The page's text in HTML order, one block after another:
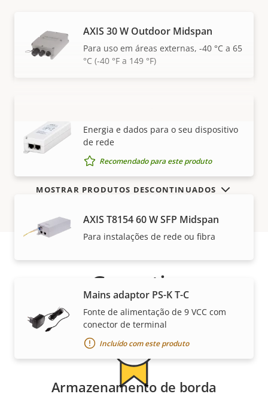
VER MAIS
AXIS 30 W Outdoor Midspan
Para uso em áreas externas, -40 °C a 65
°C (-40 °F a 149 °F)
Energia e dados para o seu dispositivo
de rede
Recomendado para este produto
AXIS T8154 60 W SFP Midspan
Para instalações de rede ou fibra
Mains adaptor PS-K T-C
Fonte de alimentação de 9 VCC com
conector de terminal
Incluído com este produto
Armazenamento de borda
MOSTRAR PRODUTOS DESCONTINUADOS
Garantia